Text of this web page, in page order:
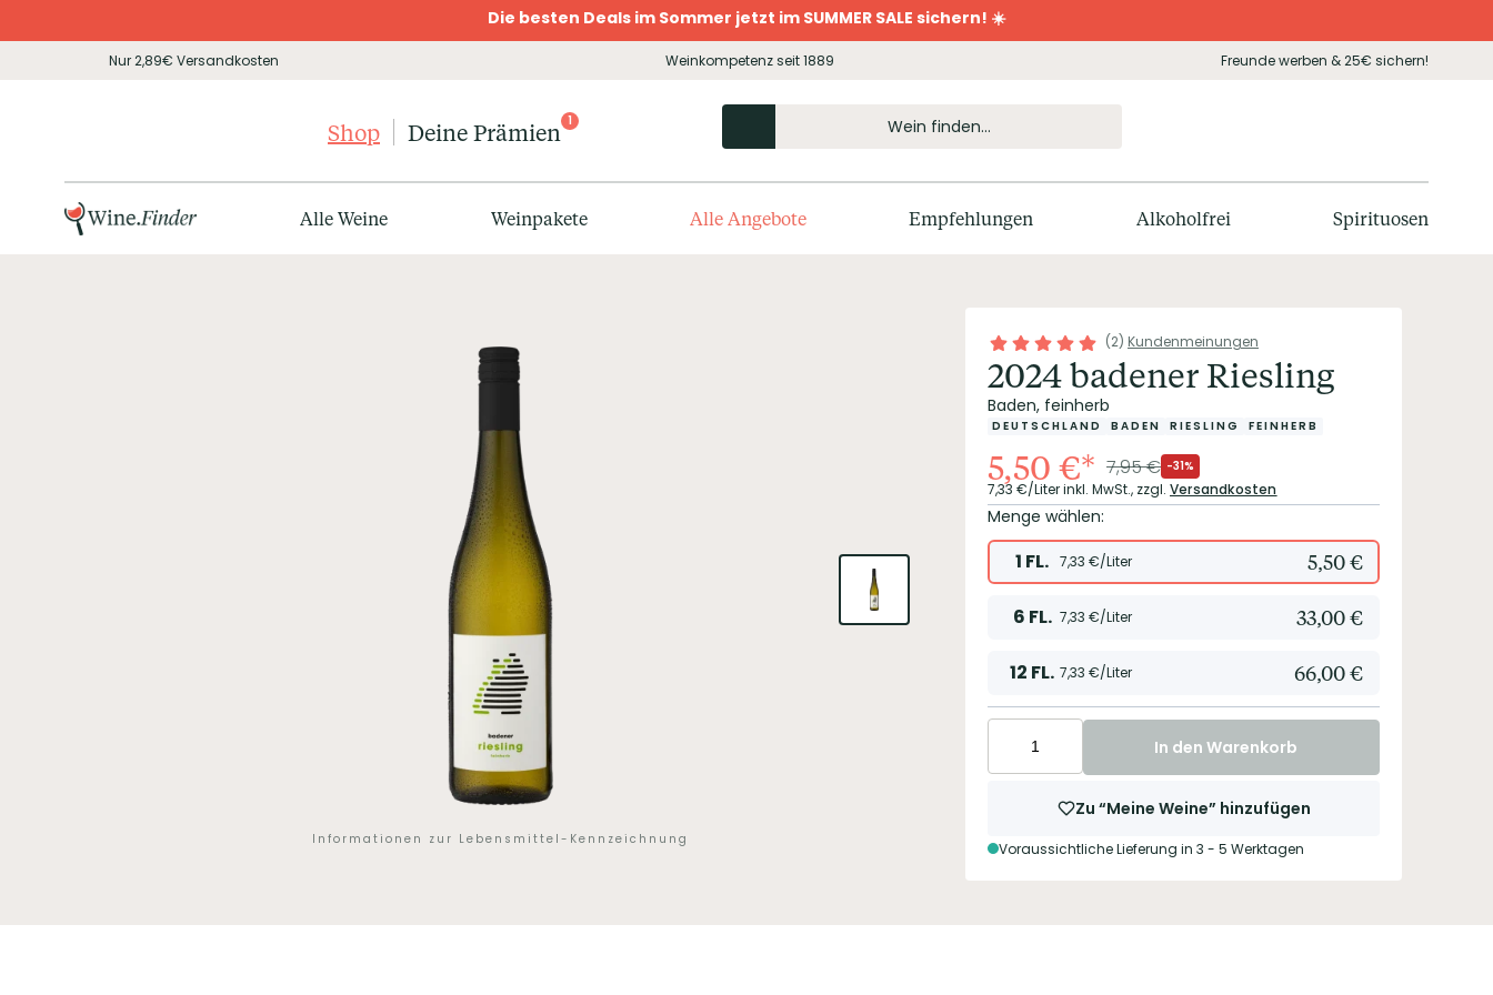
Die besten Deals im Sommer jetzt im SUMMER SALE sichern! ☀️
Nur 2,89€ Versandkosten Weinkompetenz seit 1889 Freunde werben & 25€ sichern!
Shop Deine Prämien 1
Alle Weine Weinpakete Alle Angebote Empfehlungen Alkoholfrei Spirituosen
Informationen zur Lebensmittel-Kennzeichnung
(2) Kundenmeinungen
2024 badener Riesling
Baden, feinherb
DEUTSCHLAND BADEN RIESLING FEINHERB
5,50 €* 7,95€ -31%
7,33 €/Literinkl. MwSt., zzgl. Versandkosten
Menge wählen:
1 FL. 7,33 €/Liter 5,50€
6 FL. 7,33 €/Liter 33,00€
12 FL. 7,33 €/Liter 66,00€
In den Warenkorb
Zu “Meine Weine” hinzufügen
Voraussichtliche Lieferung in 3 - 5 Werktagen